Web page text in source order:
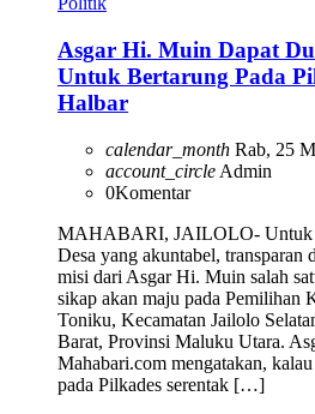
Asgar Hi. Muin Dapat
Untuk Bertarung Pada
Halbar
calendar_month Rab, 25
account_circle Admin
0Komentar
MAHABARI, JAILOLO- Untuk
Desa yang akuntabel, transparan
misi dari Asgar Hi. Muin salah
sikap akan maju pada Pemilihan
Toniku, Kecamatan Jailolo
Barat, Provinsi Maluku Utara.
Mahabari.com mengatakan,
pada Pilkades serentak […]